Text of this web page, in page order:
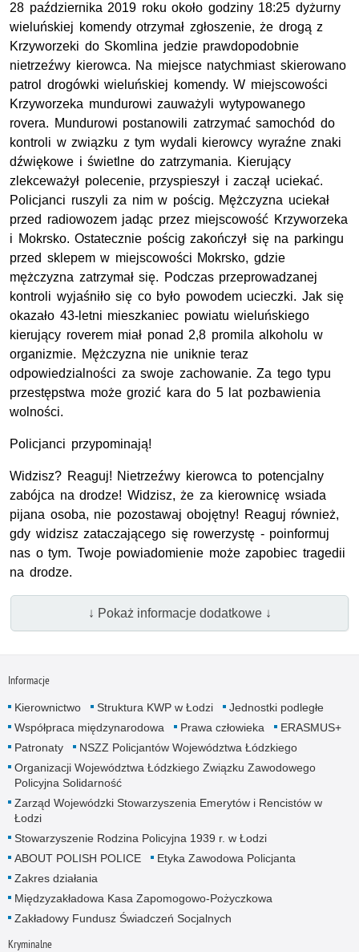
28 października 2019 roku około godziny 18:25 dyżurny
wieluńskiej komendy otrzymał zgłoszenie, że drogą z
Krzyworzeki do Skomlina jedzie prawdopodobnie
nietrzeźwy kierowca. Na miejsce natychmiast skierowano
patrol drogówki wieluńskiej komendy. W miejscowości
Krzyworzeka mundurowi zauważyli wytypowanego
rovera. Mundurowi postanowili zatrzymać samochód do
kontroli w związku z tym wydali kierowcy wyraźne znaki
dźwiękowe i świetlne do zatrzymania. Kierujący
zlekceważył polecenie, przyspieszył i zaczął uciekać.
Policjanci ruszyli za nim w pościg. Mężczyzna uciekał
przed radiowozem jadąc przez miejscowość Krzyworzeka
i Mokrsko. Ostatecznie pościg zakończył się na parkingu
przed sklepem w miejscowości Mokrsko, gdzie
mężczyzna zatrzymał się. Podczas przeprowadzanej
kontroli wyjaśniło się co było powodem ucieczki. Jak się
okazało 43-letni mieszkaniec powiatu wieluńskiego
kierujący roverem miał ponad 2,8 promila alkoholu w
organizmie. Mężczyzna nie uniknie teraz
odpowiedzialności za swoje zachowanie. Za tego typu
przestępstwa może grozić kara do 5 lat pozbawienia
wolności.
Policjanci przypominają!
Widzisz? Reaguj! Nietrzeźwy kierowca to potencjalny
zabójca na drodze! Widzisz, że za kierownicę wsiada
pijana osoba, nie pozostawaj obojętny! Reaguj również,
gdy widzisz zataczającego się rowerzystę - poinformuj
nas o tym. Twoje powiadomienie może zapobiec tragedii
na drodze.
↓ Pokaż informacje dodatkowe ↓
Informacje
Kierownictwo Struktura KWP w Łodzi
Jednostki podległe
Współpraca międzynarodowa
Prawa człowieka
ERASMUS+
Patronaty
NSZZ Policjantów Województwa Łódzkiego
Organizacji Województwa Łódzkiego Związku Zawodowego
Policyjna Solidarność
Zarząd Wojewódzki Stowarzyszenia Emerytów i Rencistów w
Łodzi
Stowarzyszenie Rodzina Policyjna 1939 r. w Łodzi
ABOUT POLISH POLICE
Etyka Zawodowa Policjanta
Zakres działania
Międzyzakładowa Kasa Zapomogowo-Pożyczkowa
Zakładowy Fundusz Świadczeń Socjalnych
Kryminalne